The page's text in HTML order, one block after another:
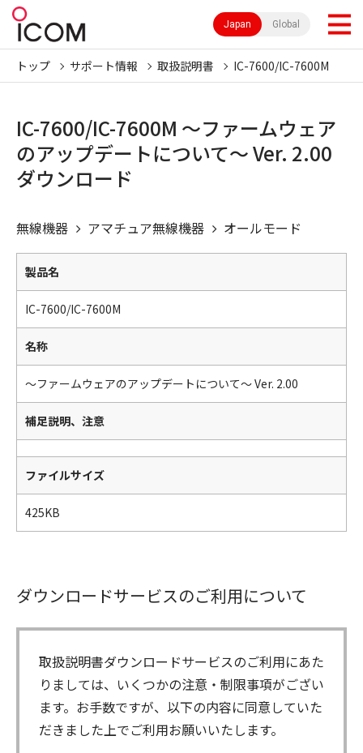
Japan Global
トップ サポート情報 取扱説明書 IC-7600/IC-7600M
IC-7600/IC-7600M ～ファームウェア
のアップデートについて～ Ver. 2.00
ダウンロード
無線機器 アマチュア無線機器 オールモード
製品名
IC-7600/IC-7600M
名称
～ファームウェアのアップデートについて～ Ver. 2.00
補足説明、注意
ファイルサイズ
425KB
ダウンロードサービスのご利用について
取扱説明書ダウンロードサービスのご利用にあた
りましては、いくつかの注意・制限事項がござい
ます。お手数ですが、以下の内容に同意していた
だきました上でご利用お願いいたします。